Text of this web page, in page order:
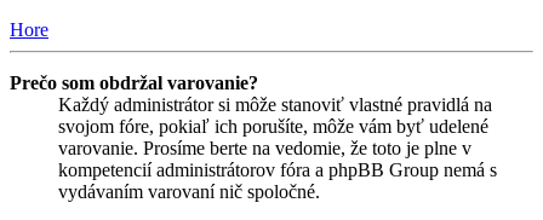
Hore
Prečo som obdržal varovanie?
Každý administrátor si môže stanoviť vlastné pravidlá na
svojom fóre, pokiaľ ich porušíte, môže vám byť udelené
varovanie. Prosíme berte na vedomie, že toto je plne v
kompetencií administrátorov fóra a phpBB Group nemá s
vydávaním varovaní nič spoločné.